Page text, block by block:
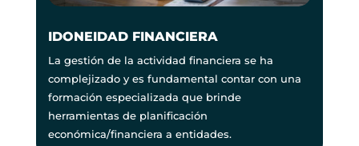
IDONEIDAD FINANCIERA
La gestión de la actividad financiera se ha
complejizado y es fundamental contar con una
formación especializada que brinde
herramientas de planificación
económica/financiera a entidades.